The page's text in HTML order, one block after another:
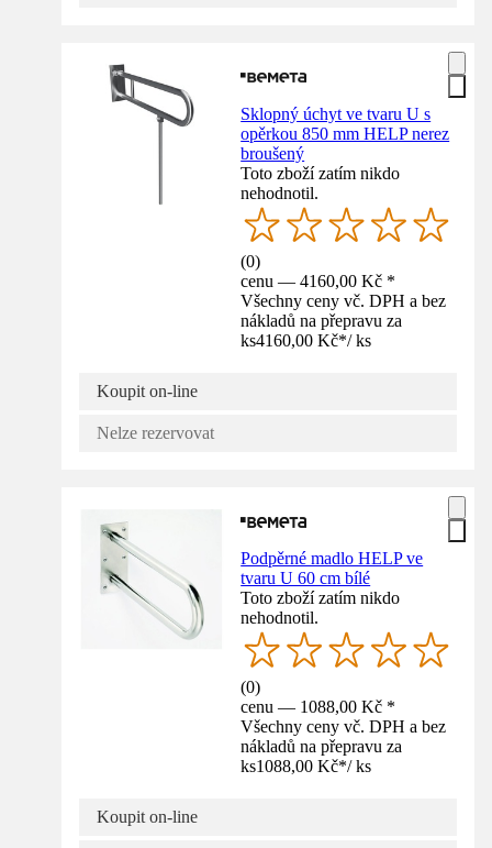
Sklopný úchyt ve tvaru U s
opěrkou 850 mm HELP nerez
broušený
Toto zboží zatím nikdo
nehodnotil.
(0)
cenu — 4160,00 Kč *
Všechny ceny vč. DPH a bez
nákladů na přepravu za
ks4160,00 Kč*/ ks
Koupit on-line
Nelze rezervovat
Podpěrné madlo HELP ve
tvaru U 60 cm bílé
Toto zboží zatím nikdo
nehodnotil.
(0)
cenu — 1088,00 Kč *
Všechny ceny vč. DPH a bez
nákladů na přepravu za
ks1088,00 Kč*/ ks
Koupit on-line